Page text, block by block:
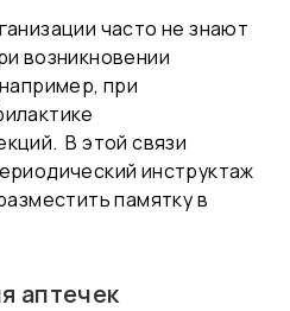
часто не знают
возникновении
при
В этой связи
инструктаж
памятку в
аптечек